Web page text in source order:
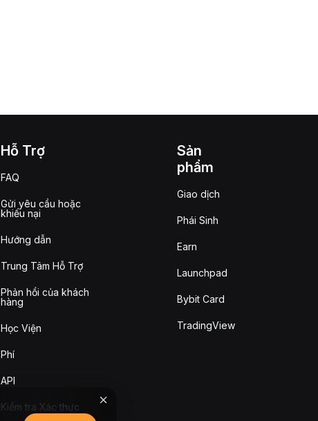
Hỗ Trợ
FAQ
Gửi yêu cầu hoặc
khiếu nại
Hướng dẫn
Trung Tâm Hỗ Trợ
Phản hồi của khách
hàng
Học Viện
Phí
API
Kiểm tra Xác thực
Sản
phẩm
Giao dịch
Phái Sinh
Earn
Launchpad
Bybit Card
TradingView